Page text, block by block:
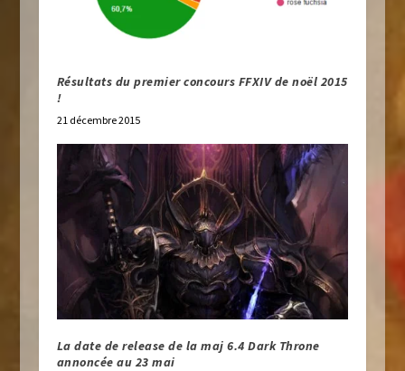
Résultats du premier concours FFXIV de noël 2015
!
21 décembre 2015
La date de release de la maj 6.4 Dark Throne
annoncée au 23 mai